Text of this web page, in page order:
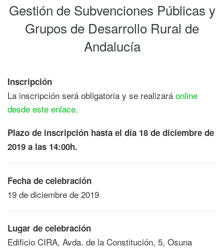
Gestión de Subvenciones Públicas y
Grupos de Desarrollo Rural de
Andalucía
Inscripción
La inscripción será obligatoria y se realizará online
desde este enlace.
Plazo de inscripción hasta el día 18 de diciembre de
2019 a las 14:00h.
Fecha de celebración
19 de diciembre de 2019
Lugar de celebración
Edificio CIRA, Avda. de la Constitución, 5, Osuna